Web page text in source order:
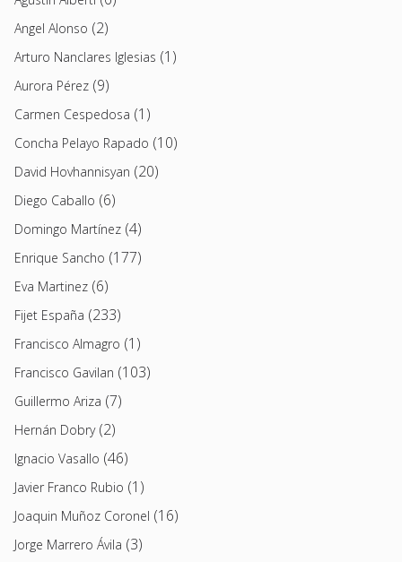
Angel Alonso (2)
Arturo Nanclares Iglesias (1)
Aurora Pérez (9)
Carmen Cespedosa (1)
Concha Pelayo Rapado (10)
David Hovhannisyan (20)
Diego Caballo (6)
Domingo Martínez (4)
Enrique Sancho (177)
Eva Martinez (6)
Fijet España (233)
Francisco Almagro (1)
Francisco Gavilan (103)
Guillermo Ariza (7)
Hernán Dobry(2)
Ignacio Vasallo (46)
Javier Franco Rubio (1)
Joaquin Muñoz Coronel (16)
Jorge Marrero Ávila (3)